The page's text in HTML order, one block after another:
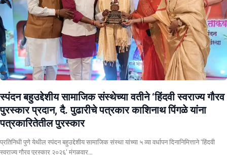
स्पंदन बहुउद्देशीय सामाजिक संस्थेच्या वतीने ‘हिंदवी स्वराज्य गौरव
पुरस्कार प्रदान, दै. पुढारीचे पत्रकार काशिनाथ पिंगळे यांना
पत्रकारितेतील पुरस्कार
प्रतिनिधी पुणे येथील स्पंदन बहुउद्देशीय सामाजिक संस्था यांच्या ५ व्या वर्धापन दिनानिमित्ताने ‘हिंदवी
स्वराज्य गौरव पुरस्कार २०२६’ मंगळवार…